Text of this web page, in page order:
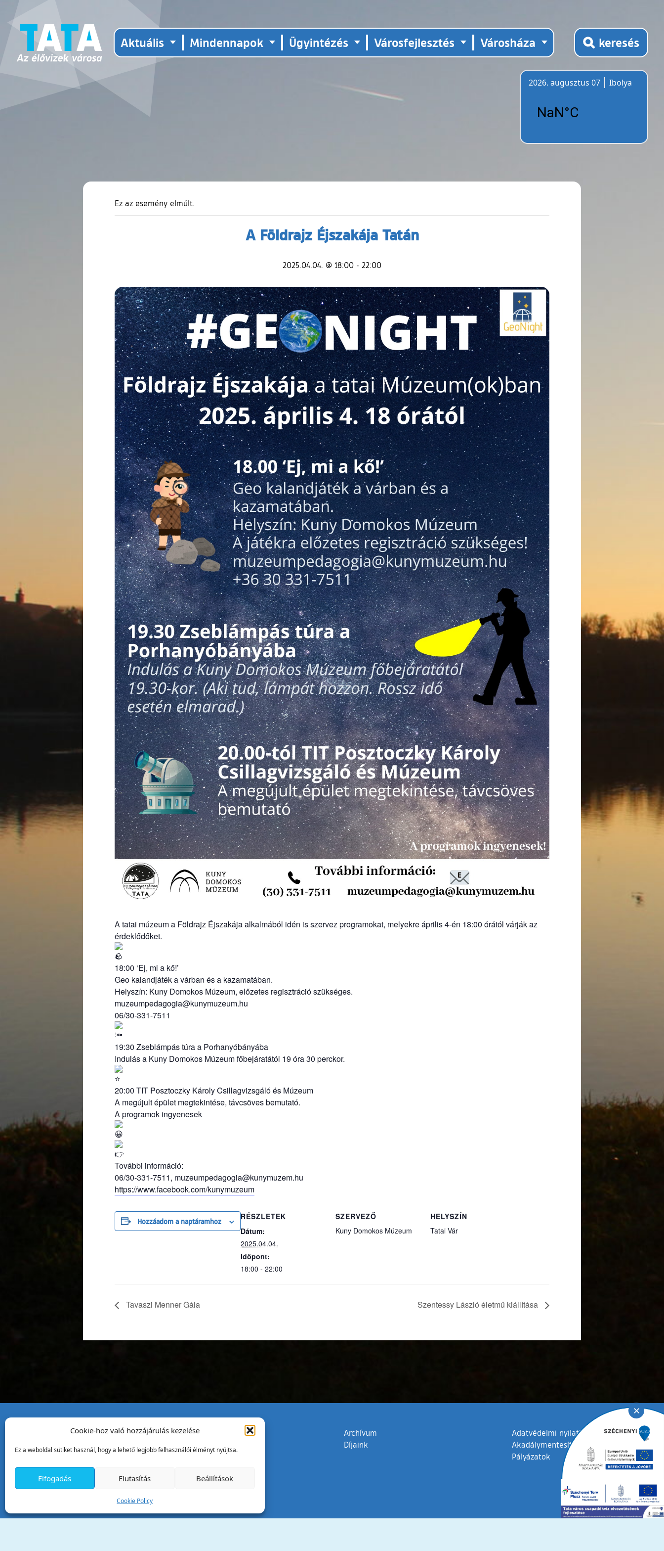
Cookie-hoz való hozzájárulás kezelése
Ez a weboldal sütiket használ, hogy a lehető legjobb felhasználói élményt nyújtsa.
Elfogadás Elutasítás Beállítások
Cookie Policy
Aktuális Mindennapok Ügyintézés Városfejlesztés Városháza keresés
2026. augusztus 07
Ibolya
Ez az esemény elmúlt.
A Földrajz Éjszakája Tatán
2025.04.04. @ 18:00 - 22:00
A tatai múzeum a Földrajz Éjszakája alkalmából idén is szervez programokat, melyekre április 4-én 18:00 órától várják az
érdeklődőket.
18:00 ‘Ej, mi a kő!’
Geo kalandjáték a várban és a kazamatában.
Helyszín: Kuny Domokos Múzeum, előzetes regisztráció szükséges.
muzeumpedagogia@kunymuzeum.hu
06/30-331-7511
19:30 Zseblámpás túra a Porhanyóbányába
Indulás a Kuny Domokos Múzeum főbejáratától 19 óra 30 perckor.
20:00 TIT Posztoczky Károly Csillagvizsgáló és Múzeum
A megújult épület megtekintése, távcsöves bemutató.
A programok ingyenesek
További információ:
06/30-331-7511, muzeumpedagogia@kunymuzem.hu
https://www.facebook.com/kunymuzeum(külső hivatkozás)
Hozzáadom a naptáramhoz
RÉSZLETEK
Dátum:
2025.04.04.
Időpont:
18:00 - 22:00
SZERVEZŐ
Kuny Domokos Múzeum
HELYSZÍN
Tatai Vár
Tavaszi Menner Gála Szentessy László életmű kiállítása
Tata Város Önkormányzata
2890 Tata, Kossuth tér 1.
+36 34 / 587 078
Email:ph@tata.hu
Archívum
Díjaink
Adatvédelmi nyilatkozat
Akadálymentesítési nyilatkozat
Pályázatok
✕